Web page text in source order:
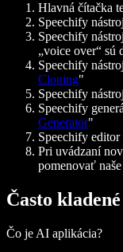
Hlavná čítačka
Speechify
Speechify
„voice over“ sú
Speechify
Cloning"
Speechify
Speechify
Generator"
Speechify
Pri uvádzaní
pomenovať
Často
Čo je AI aplikácia?